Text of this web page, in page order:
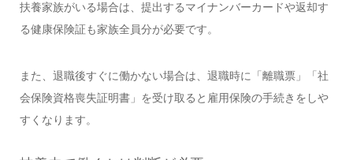
扶養家族がいる場合は、提出するマイナンバーカードや返却す
る健康保険証も家族全員分が必要です。
また、退職後すぐに働かない場合は、退職時に「離職票」「社
会保険資格喪失証明書」を受け取ると雇用保険の手続きをしや
すくなります。